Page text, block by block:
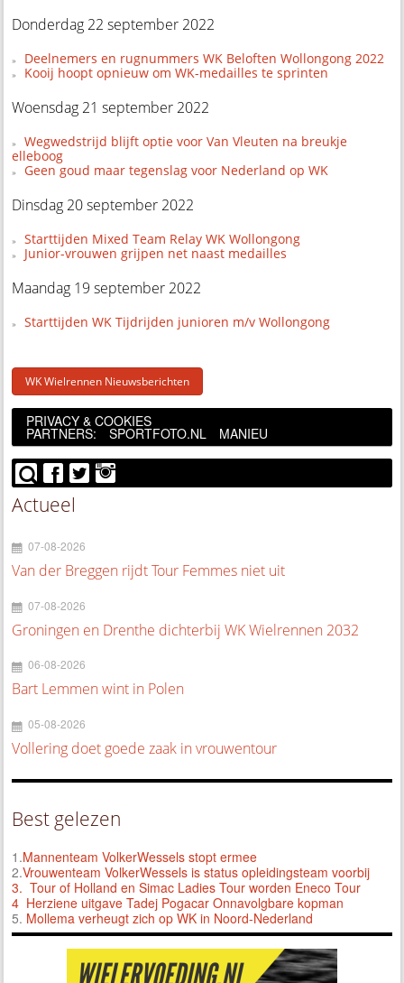
Donderdag 22 september 2022
Deelnemers en rugnummers WK Beloften Wollongong 2022
Kooij hoopt opnieuw om WK-medailles te sprinten
Woensdag 21 september 2022
Wegwedstrijd blijft optie voor Van Vleuten na breukje
elleboog
Geen goud maar tegenslag voor Nederland op WK
Dinsdag 20 september 2022
Starttijden Mixed Team Relay WK Wollongong
Junior-vrouwen grijpen net naast medailles
Maandag 19 september 2022
Starttijden WK Tijdrijden junioren m/v Wollongong
WK Wielrennen Nieuwsberichten
PRIVACY & COOKIES
PARTNERS: SPORTFOTO.NL MANIEU
Actueel
07-08-2026
Van der Breggen rijdt Tour Femmes niet uit
07-08-2026
Groningen en Drenthe dichterbij WK Wielrennen 2032
06-08-2026
Bart Lemmen wint in Polen
05-08-2026
Vollering doet goede zaak in vrouwentour
Best gelezen
1.Mannenteam VolkerWessels stopt ermee
2.Vrouwenteam VolkerWessels is status opleidingsteam voorbij
3. Tour of Holland en Simac Ladies Tour worden Eneco Tour
4 Herziene uitgave Tadej Pogacar Onnavolgbare kopman
5. Mollema verheugt zich op WK in Noord-Nederland